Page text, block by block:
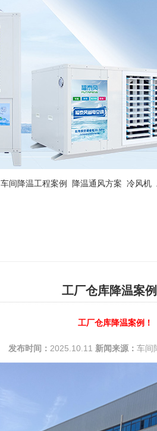
车间降温工程案例 降温通风方案 冷风机
工厂仓库降温案例
工厂仓库降温案例！
发布时间： 2025.10.11 新闻来源： 车间